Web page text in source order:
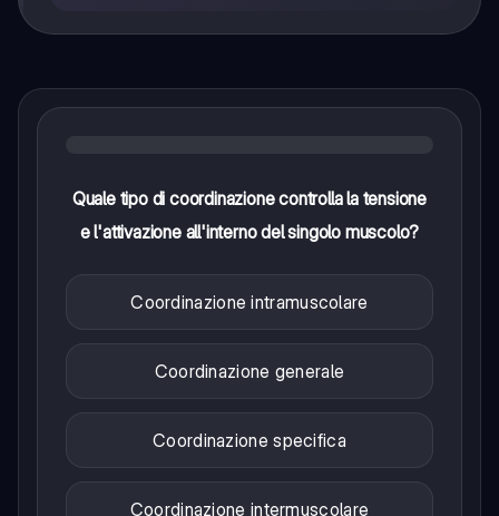
Quale tipo di coordinazione controlla la tensione
e l'attivazione all'interno del singolo muscolo?
Coordinazione intramuscolare
Coordinazione generale
Coordinazione specifica
Coordinazione intermuscolare